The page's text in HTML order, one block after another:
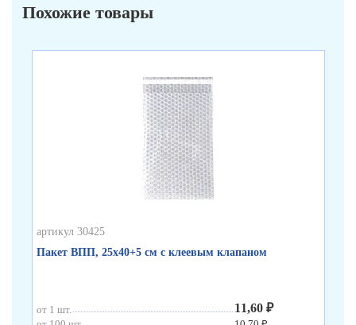
Похожие товары
артикул 30425
Пакет ВПП, 25х40+5 см с клеевым клапаном
от 1 шт. 11,60 ₽